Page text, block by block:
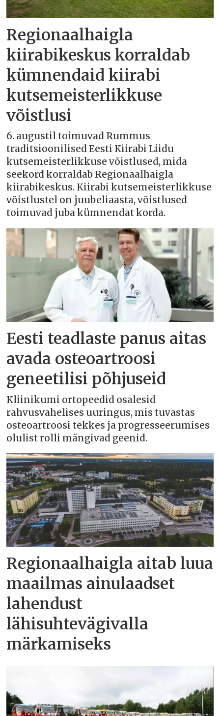
Regionaalhaigla
kiirabikeskus korraldab
kümnendaid kiirabi
kutsemeisterlikkuse
võistlusi
6. augustil toimuvad Rummus
traditsioonilised Eesti Kiirabi Liidu
kutsemeisterlikkuse võistlused, mida
seekord korraldab Regionaalhaigla
kiirabikeskus. Kiirabi kutsemeisterlikkuse
võistlustel on juubeliaasta, võistlused
toimuvad juba kümnendat korda.
Eesti teadlaste panus aitas
avada osteoartroosi
geneetilisi põhjuseid
Kliinikumi ortopeedid osalesid
rahvusvahelises uuringus, mis tuvastas
osteoartroosi tekkes ja progresseerumises
olulist rolli mängivad geenid.
Regionaalhaigla aitab luua
maailmas ainulaadset
lahendust
lähisuhtevägivalla
märkamiseks